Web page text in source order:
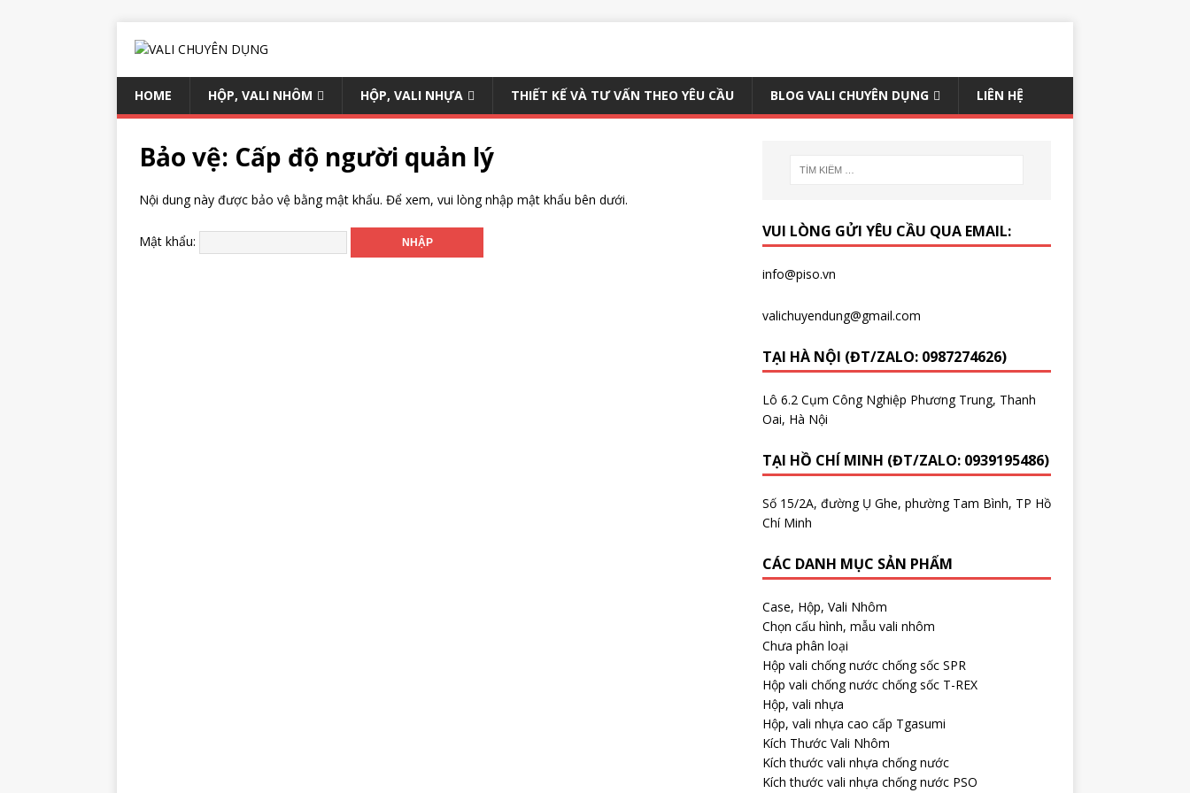
HOME HỘP, VALI NHÔM HỘP, VALI NHỰA THIẾT KẾ VÀ TƯ VẤN THEO YÊU CẦU BLOG VALI CHUYÊN DỤNG LIÊN HỆ
Bảo vệ: Cấp độ người quản lý
Nội dung này được bảo vệ bằng mật khẩu. Để xem, vui lòng nhập mật khẩu bên dưới.
Mật khẩu:
VUI LÒNG GỬI YÊU CẦU QUA EMAIL:
info@piso.vn
valichuyendung@gmail.com
TẠI HÀ NỘI (ĐT/ZALO: 0987274626)
Lô 6.2 Cụm Công Nghiệp Phương Trung, Thanh
Oai, Hà Nội
TẠI HỒ CHÍ MINH (ĐT/ZALO: 0939195486)
Số 15/2A, đường Ụ Ghe, phường Tam Bình, TP Hồ
Chí Minh
CÁC DANH MỤC SẢN PHẨM
Case, Hộp, Vali Nhôm
Chọn cấu hình, mẫu vali nhôm
Chưa phân loại
Hộp vali chống nước chống sốc SPR
Hộp vali chống nước chống sốc T-REX
Hộp, vali nhựa
Hộp, vali nhựa cao cấp Tgasumi
Kích Thước Vali Nhôm
Kích thước vali nhựa chống nước
Kích thước vali nhựa chống nước PSO